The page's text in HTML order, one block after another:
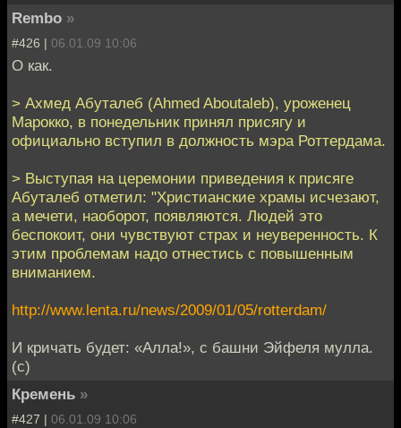
Rembo »
#426 | 06.01.09 10:06
О как.
> Ахмед Абуталеб (Ahmed Aboutaleb), уроженец
Марокко, в понедельник принял присягу и
официально вступил в должность мэра Роттердама.
> Выступая на церемонии приведения к присяге
Абуталеб отметил: "Христианские храмы исчезают,
а мечети, наоборот, появляются. Людей это
беспокоит, они чувствуют страх и неуверенность. К
этим проблемам надо отнестись с повышенным
вниманием.
http://www.lenta.ru/news/2009/01/05/rotterdam/
И кричать будет: «Алла!», с башни Эйфеля мулла.
(c)
Кремень »
#427 | 06.01.09 10:06